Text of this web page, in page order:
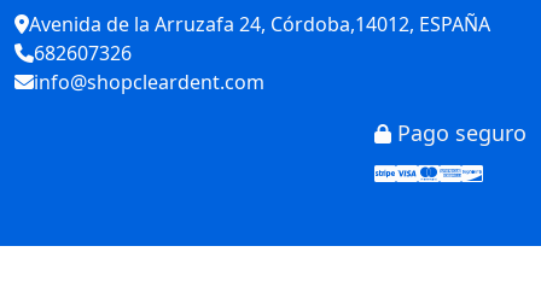
Avenida de la Arruzafa 24, Córdoba,14012, ESPAÑA
682607326
info@shopcleardent.com
Pago seguro
Stripe
Visa